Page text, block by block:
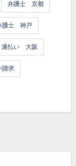
弁護士 京都
護士 神戸
過払い 大阪
請求